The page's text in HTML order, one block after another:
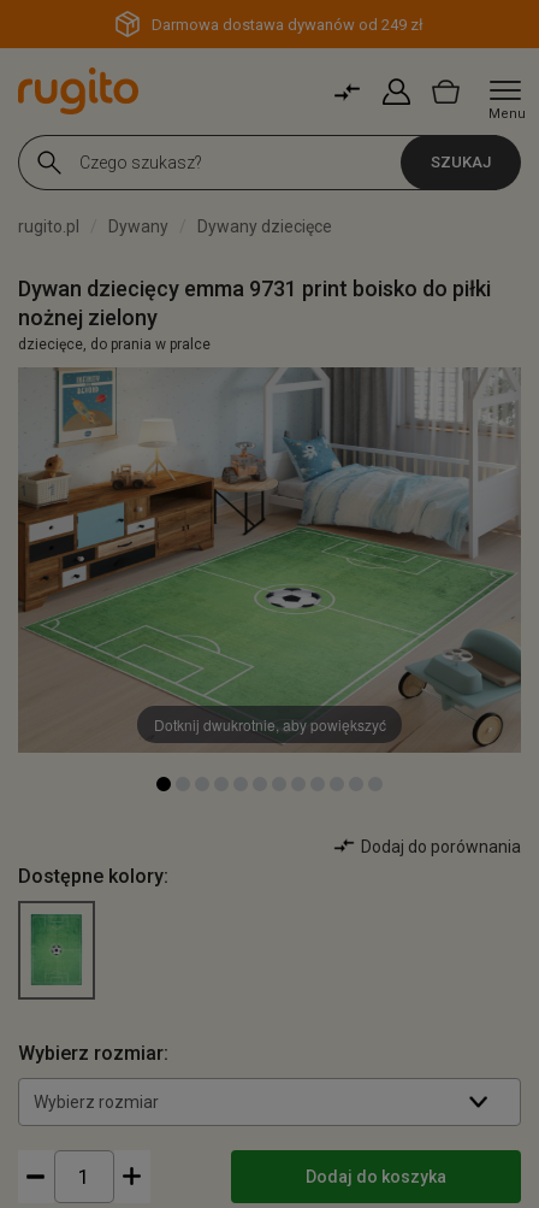
Darmowa dostawa dywanów od 249 zł
Menu
SZUKAJ
rugito.pl Dywany Dywany dziecięce
Dywan dziecięcy emma 9731 print boisko do piłki
nożnej zielony
dziecięce, do prania w pralce
Dotknij dwukrotnie, aby powiększyć
Dodaj do porównania
Dostępne kolory:
Wybierz rozmiar:
Wybierz rozmiar
Dodaj do koszyka